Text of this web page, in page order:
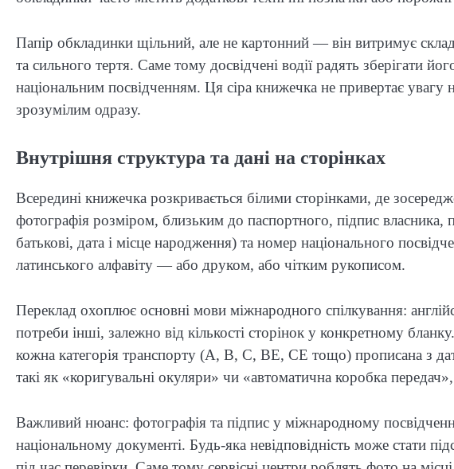
Папір обкладинки щільний, але не картонний — він витримує
та сильного тертя. Саме тому досвідчені водії радять зберігати
національним посвідченням. Ця сіра книжечка не привертає увагу
зрозумілим одразу.
Внутрішня структура та дані на сторінках
Всередині книжечка розкривається білими сторінками, де
фотографія розміром, близьким до паспортного, підпис власника,
батькові, дата і місце народження) та номер національного
латинського алфавіту — або друком, або чітким рукописом.
Переклад охоплює основні мови міжнародного спілкування:
потреби інші, залежно від кількості сторінок у конкретному
кожна категорія транспорту (A, B, C, BE, CE тощо) прописана з
такі як «коригувальні окуляри» чи «автоматична коробка
Важливий нюанс: фотографія та підпис у міжнародному
національному документі. Будь-яка невідповідність може стати